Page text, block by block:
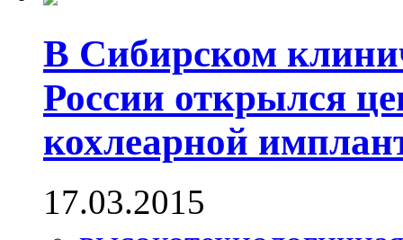
В Сибирском
России открылся
кохлеарной
17.03.2015